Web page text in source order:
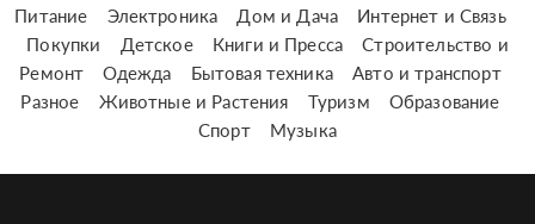
Питание
Электроника Дом и Дача
Интернет и Связь
Покупки
Детское Книги и Пресса
Строительство и
Ремонт
Одежда Бытовая техника
Авто и транспорт
Разное
Животные и Растения Туризм
Образование
Спорт
Музыка